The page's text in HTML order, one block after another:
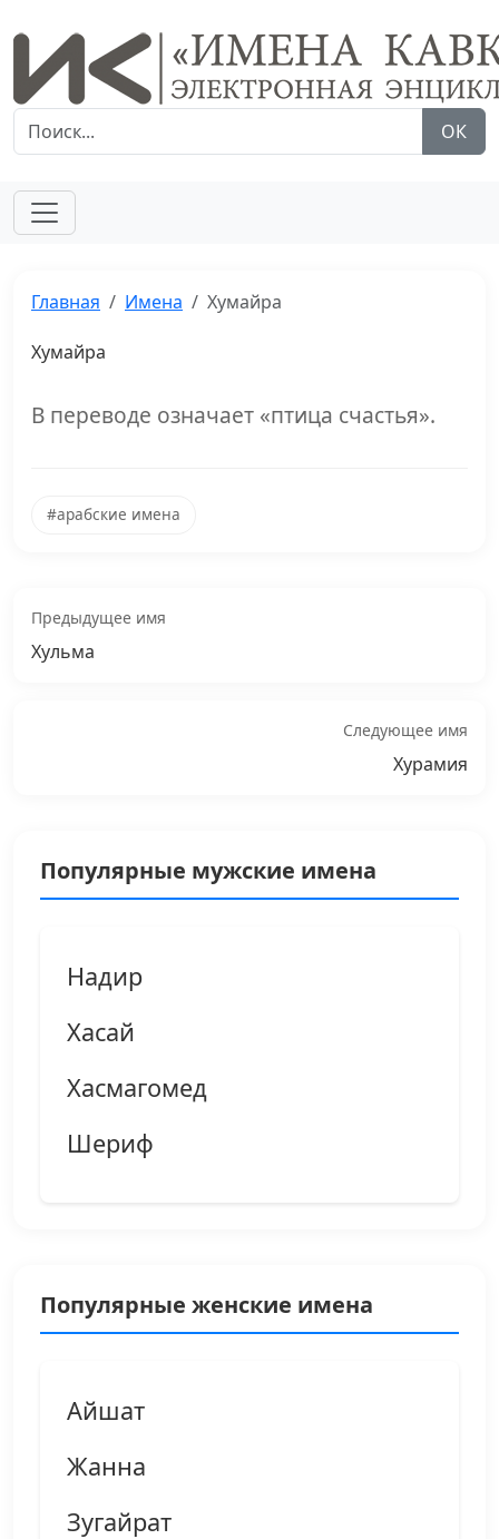
ОК
Главная Имена Хумайра
Хумайра
В переводе означает «птица счастья».
#арабские имена
Предыдущее имя
Хульма
Следующее имя
Хурамия
Популярные мужские имена
Надир
Хасай
Хасмагомед
Шериф
Популярные женские имена
Айшат
Жанна
Зугайрат